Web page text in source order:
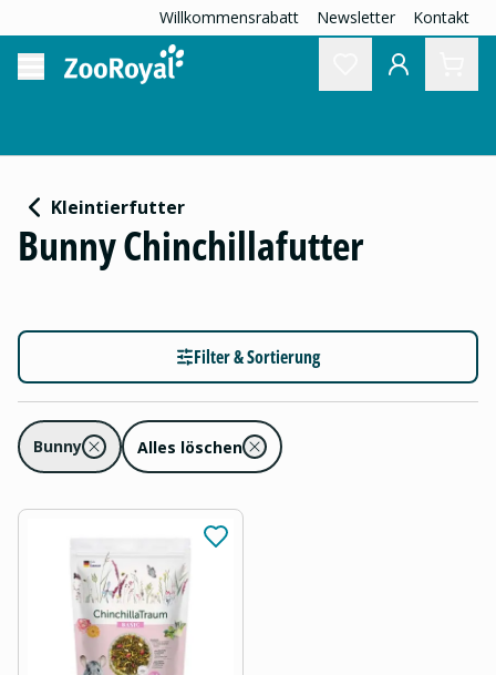
Willkommensrabatt Newsletter Kontakt
Kleintierfutter
Bunny Chinchillafutter
Filter & Sortierung
Bunny Alles löschen